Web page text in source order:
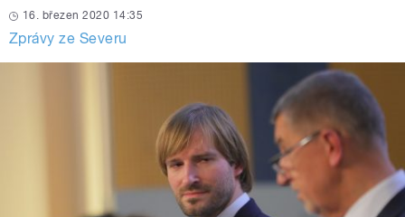
16. březen 2020 14:35
Zprávy ze Severu